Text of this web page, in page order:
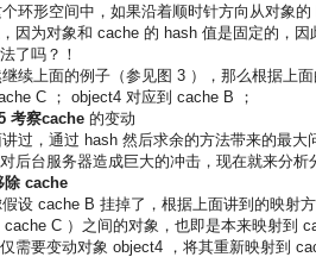
环形空间中，如果沿着顺时针方向从对象
因为对象和 cache 的 hash 值是固定的，
了吗？！
续上面的例子（参见图 3 ），那么根据上
C ； object4 对应到 cache B ；
考察cache的变动
过，通过 hash 然后求余的方法带来的最
后台服务器造成巨大的冲击，现在就来分析
除 cache
设 cache B 挂掉了，根据上面讲到的映射
C ）之间的对象，也即是本来映射到
需要变动对象 object4 ，将其重新映射到